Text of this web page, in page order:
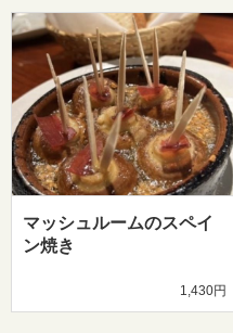
マッシュルームのスペイ
ン焼き
1,430円